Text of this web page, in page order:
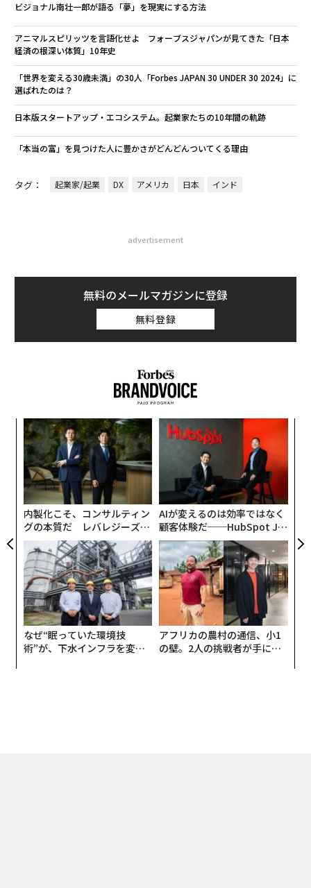
ビジョナル南壮一郎が語る「夢」を現実にする方法
アニマルスピリッツを言語化せよ フォーブスジャパンが見てきた「日本
経済の根深い体質」10年史
「世界を変える30歳未満」の30人「Forbes JAPAN 30 UNDER 30 2024」に
選ばれたのは？
日本版スタートアップ・エコシステム。起業家たちの10年間の軌跡
「本当の富」を見つけた人に豊かさがどんどんついてくる理由
タグ： 起業家/起業 DX アメリカ 日本 インド
advertisement
無料のメールマガジンに登録
無料登録
内製化こそ、コンサルティン
グの本質だ レバレジーズが
実践する、次世代ファームの
全貌
AIが変えるのは効率ではなく
顧客体験だ──HubSpot Ja
panが語る「Grow Better」
な組織のつくり方
なぜ“眠っていた環境技
術”が、下水インフラを変え
アフリカの農村の通信、小1
の壁。2人の挑戦者が手にし